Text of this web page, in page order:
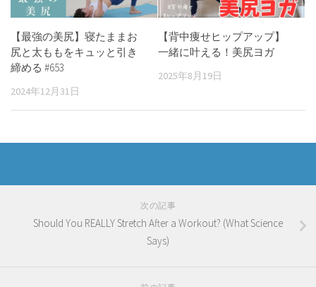
【最強の美尻】寝たままお
尻と太ももをキュッと引き
締める #653
2024年12月31日
【背中痩せヒップアップ】
一緒に叶える！美尻ヨガ
2025年8月19日
次の記事
Should You REALLY Stretch After a Workout? (What Science
Says)